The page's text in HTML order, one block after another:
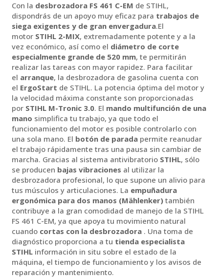
Con la desbrozadora FS 461 C-EM de STIHL,
dispondrás de un apoyo muy eficaz para trabajos de
siega exigentes y de gran envergadura.El
motor STIHL 2-MIX, extremadamente potente y a la
vez económico, así como el diámetro de corte
especialmente grande de 520 mm, te permitirán
realizar las tareas con mayor rapidez. Para facilitar
el arranque, la desbrozadora de gasolina cuenta con
el ErgoStart de STIHL. La potencia óptima del motor y
la velocidad máxima constante son proporcionadas
por STIHL M-Tronic 3.0. El mando multifunción de una
mano simplifica tu trabajo, ya que todo el
funcionamiento del motor es posible controlarlo con
una sola mano. El botón de parada permite reanudar
el trabajo rápidamente tras una pausa sin cambiar de
marcha. Gracias al sistema antivibratorio STIHL, sólo
se producen bajas vibraciones al utilizar la
desbrozadora profesional, lo que supone un alivio para
tus músculos y articulaciones. La empuñadura
ergonómica para dos manos (Mählenker) también
contribuye a la gran comodidad de manejo de la STIHL
FS 461 C-EM, ya que apoya tu movimiento natural
cuando cortas con la desbrozadora . Una toma de
diagnóstico proporciona a tu tienda especialista
STIHL información in situ sobre el estado de la
máquina, el tiempo de funcionamiento y los avisos de
reparación y mantenimiento.